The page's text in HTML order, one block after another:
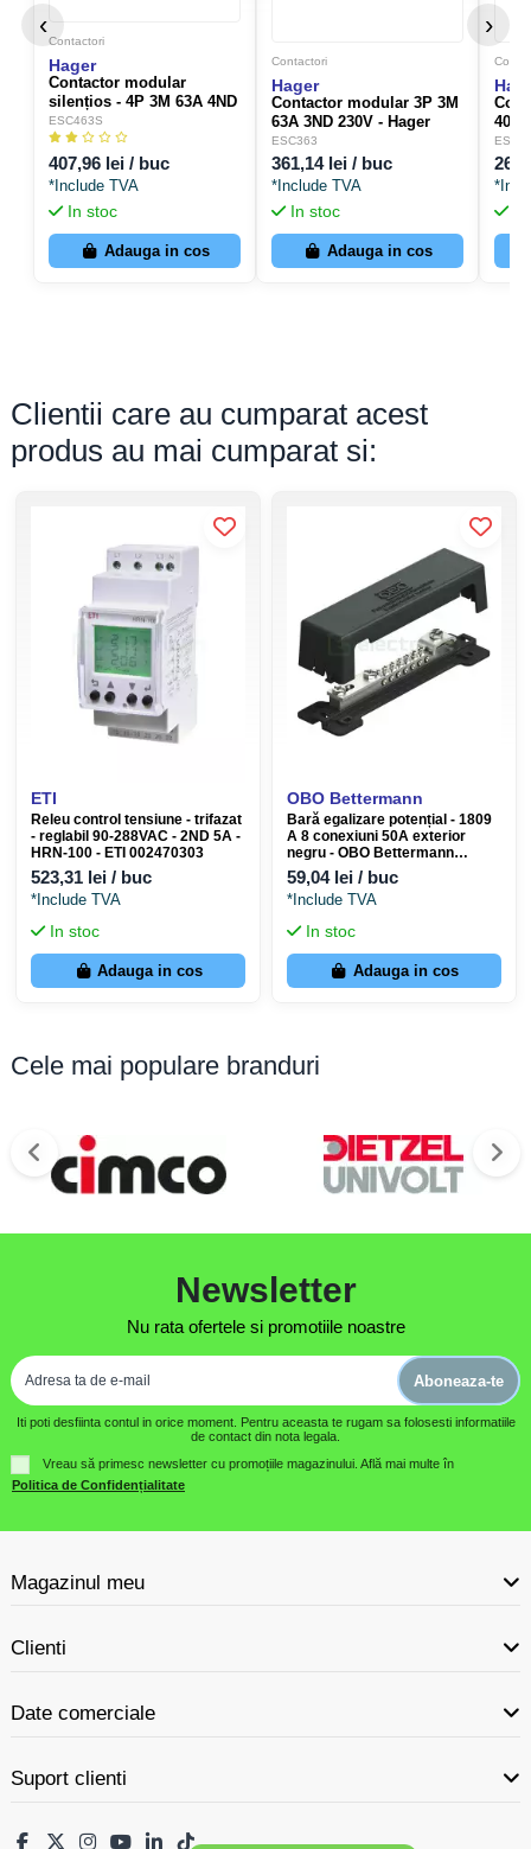
‹
Contactori
Hager
Contactor modular
silențios - 4P 3M 63A 4ND
230V ESC463S - Hager
ESC463S
ESC463S
407,96 lei / buc
*Include TVA
In stoc
Adauga in cos
Contactori
Hager
Contactor modular 3P 3M
63A 3ND 230V - Hager
ESC363
ESC363
361,14 lei / buc
*Include TVA
In stoc
Adauga in cos
40A
In
›
Clientii care au cumparat acest
produs au mai cumparat si:
ETI
Releu control tensiune - trifazat
- reglabil 90-288VAC - 2ND 5A -
HRN-100 - ETI 002470303
523,31 lei / buc
*Include TVA
In stoc
Adauga in cos
OBO Bettermann
Bară egalizare potențial - 1809
A 8 conexiuni 50A exterior
negru - OBO Bettermann
5015111
59,04 lei / buc
*Include TVA
In stoc
Adauga in cos
Cele mai populare branduri
Newsletter
Nu rata ofertele si promotiile noastre
Aboneaza-te
Iti poti desfiinta contul in orice moment. Pentru aceasta te rugam sa folosesti informatiile
de contact din nota legala.
Vreau să primesc newsletter cu promoțiile magazinului. Află mai multe în
Politica de Confidențialitate
Magazinul meu
Clienti
Date comerciale
Suport clienti